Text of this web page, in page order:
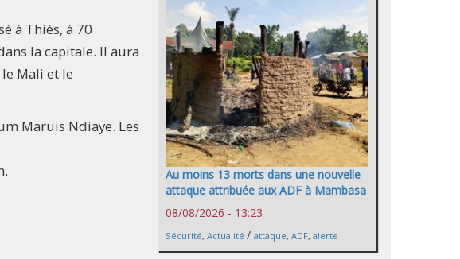
à Thiès, à 70
la capitale. Il aura
Mali et le
Maruis Ndiaye. Les
Au moins 13 morts dans une nouvelle
attaque attribuée aux ADF à Mambasa
08/08/2026 - 13:23
Sécurité, Actualité / attaque, ADF, alerte